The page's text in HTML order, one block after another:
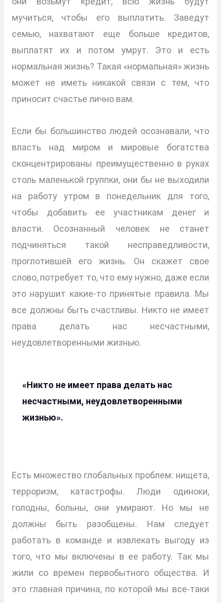
мучиться, чтобы его выплатить. Заведут
семью, нахватают еще больше кредитов,
выплатят их и потом умрут. Это и есть
нормальная жизнь? Такая «нормальная» жизнь
может не иметь никакой связи с тем, что
приносит счастье лично вам.
Если бы большинство людей осознавали, что
власть над миром и мировые богатства
сконцентрированы преимущественно в руках
столь маленькой группки, они бы не выходили
на работу утром в понедельник для того,
чтобы добавить ее участникам денег и
власти. Осознанный человек не станет
подчиняться такой несправедливости,
проглотившей его жизнь. Он скажет свое
слово, потребует то, что ему нужно, даже если
это нарушит какие-то принятые правила. Мы
все должны быть счастливы. Никто не имеет
права делать нас несчастными,
неудовлетворенными жизнью.
«Никто не имеет права делать нас
несчастными, неудовлетворенными
жизнью».
Есть множество глобальных проблем: нищета,
терроризм, катастрофы. Люди одиноки,
голодны, больны, они умирают. Но мы не
должны быть разобщены. Нам следует
работать в команде и извлекать выгоду из
того, что мы включены в ее работу. Так мы
жили со времен первобытного общества. И
это главная причина, по которой мы все-таки